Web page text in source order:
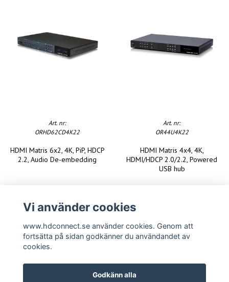
Art. nr:
ORHD62CD4K22
HDMI Matris 6x2, 4K, PiP, HDCP
2.2, Audio De-embedding
Art. nr:
OR44U4K22
HDMI Matris 4x4, 4K,
HDMI/HDCP 2.0/2.2, Powered
USB hub
Vi använder cookies
www.hdconnect.se använder cookies. Genom att
fortsätta på sidan godkänner du användandet av
cookies.
Godkänn alla